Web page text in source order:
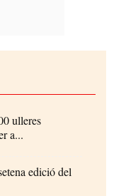
ulleres
a...
edició del